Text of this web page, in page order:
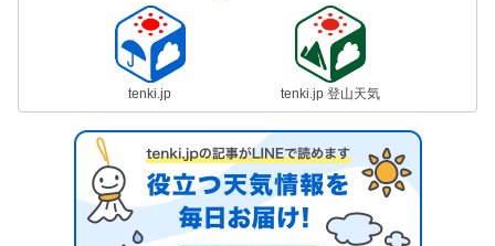
tenki.jp tenki.jp 登山天気